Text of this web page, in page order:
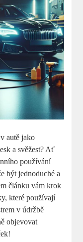
autě jako
a svěžest? Ať
používání
být jednoduché a
článku vám krok
které používají
v údržbě
objevovat